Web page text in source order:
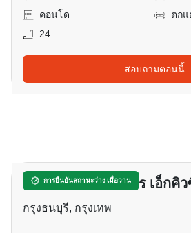
คอนโด
ตกแ
24
สอบถามตอนนี้
การยืนยันสถานะว่าง เมื่อวาน
เดอะ มาสเตอร์ สาทร เอ็กคิ
กรุงธนบุรี, กรุงเทพ